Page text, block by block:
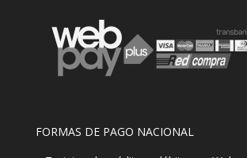
FORMAS DE PAGO NACIONAL